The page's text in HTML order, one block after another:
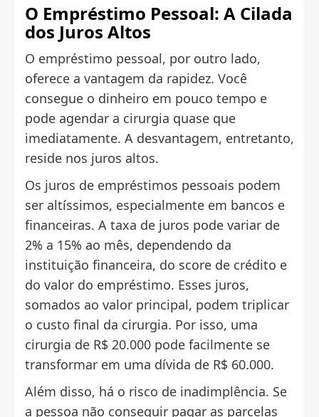
O Empréstimo Pessoal: A Cilada
dos Juros Altos
O empréstimo pessoal, por outro lado,
oferece a vantagem da rapidez. Você
consegue o dinheiro em pouco tempo e
pode agendar a cirurgia quase que
imediatamente. A desvantagem, entretanto,
reside nos juros altos.
Os juros de empréstimos pessoais podem
ser altíssimos, especialmente em bancos e
financeiras. A taxa de juros pode variar de
2% a 15% ao mês, dependendo da
instituição financeira, do score de crédito e
do valor do empréstimo. Esses juros,
somados ao valor principal, podem triplicar
o custo final da cirurgia. Por isso, uma
cirurgia de R$ 20.000 pode facilmente se
transformar em uma dívida de R$ 60.000.
Além disso, há o risco de inadimplência. Se
a pessoa não conseguir pagar as parcelas